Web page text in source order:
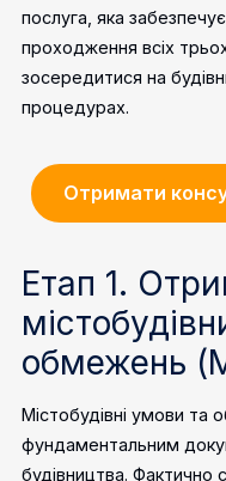
послуга, яка
проходження всіх
зосередитися на
процедурах.
Отримати
Етап 1.
обмежень
Містобудівні умови та
фундаментальним
будівництва. Фактично